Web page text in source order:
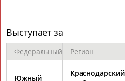
Выступает за
Федеральный Регион
Южный
Краснодарский